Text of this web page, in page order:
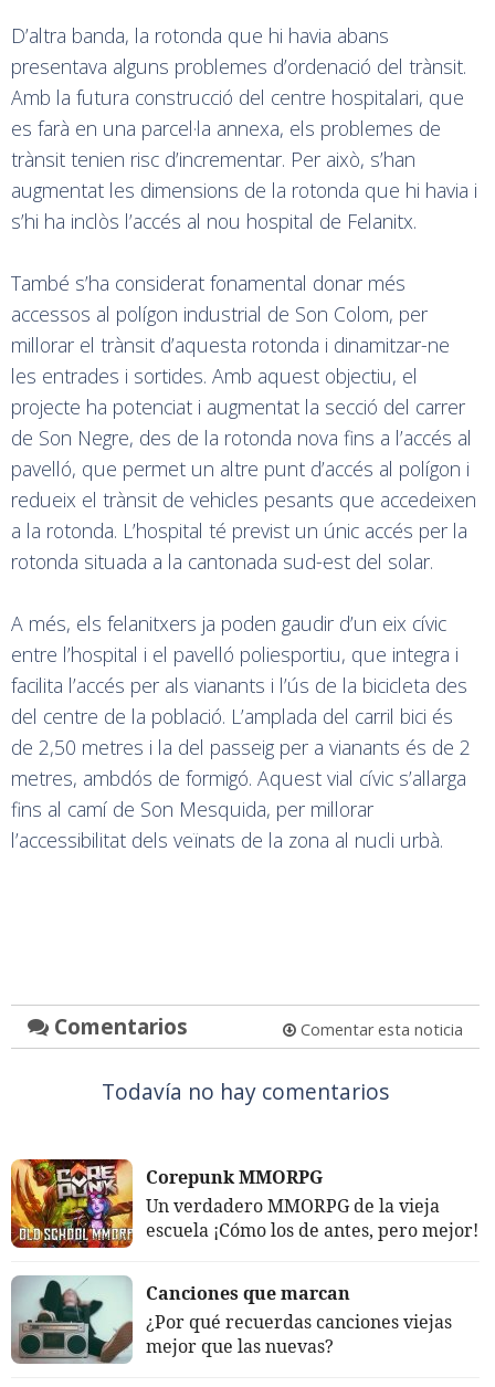
D’altra banda, la rotonda que hi havia abans
presentava alguns problemes d’ordenació del trànsit.
Amb la futura construcció del centre hospitalari, que
es farà en una parcel·la annexa, els problemes de
trànsit tenien risc d’incrementar. Per això, s’han
augmentat les dimensions de la rotonda que hi havia i
s’hi ha inclòs l’accés al nou hospital de Felanitx.
També s’ha considerat fonamental donar més
accessos al polígon industrial de Son Colom, per
millorar el trànsit d’aquesta rotonda i dinamitzar-ne
les entrades i sortides. Amb aquest objectiu, el
projecte ha potenciat i augmentat la secció del carrer
de Son Negre, des de la rotonda nova fins a l’accés al
pavelló, que permet un altre punt d’accés al polígon i
redueix el trànsit de vehicles pesants que accedeixen
a la rotonda. L’hospital té previst un únic accés per la
rotonda situada a la cantonada sud-est del solar.
A més, els felanitxers ja poden gaudir d’un eix cívic
entre l’hospital i el pavelló poliesportiu, que integra i
facilita l’accés per als vianants i l’ús de la bicicleta des
del centre de la població. L’amplada del carril bici és
de 2,50 metres i la del passeig per a vianants és de 2
metres, ambdós de formigó. Aquest vial cívic s’allarga
fins al camí de Son Mesquida, per millorar
l’accessibilitat dels veïnats de la zona al nucli urbà.
Comentarios Comentar esta noticia
Todavía no hay comentarios
Corepunk MMORPG
Un verdadero MMORPG de la vieja
escuela ¡Cómo los de antes, pero mejor!
Canciones que marcan
¿Por qué recuerdas canciones viejas
mejor que las nuevas?